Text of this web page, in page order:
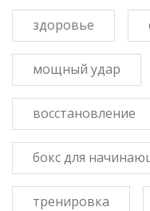
здоровье
мощный удар
восстановление
бокс для
тренировка